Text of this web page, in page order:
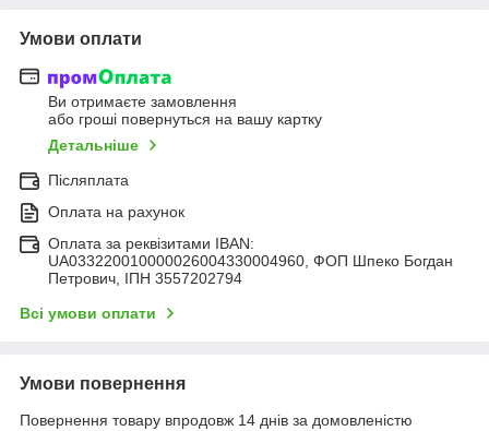
Умови оплати
Ви отримаєте замовлення
або гроші повернуться на вашу картку
Детальніше
Післяплата
Оплата на рахунок
Оплата за реквізитами IBAN:
UA033220010000026004330004960, ФОП Шпеко Богдан
Петрович, ІПН 3557202794
Всі умови оплати
Умови повернення
Повернення товару впродовж 14 днів за домовленістю